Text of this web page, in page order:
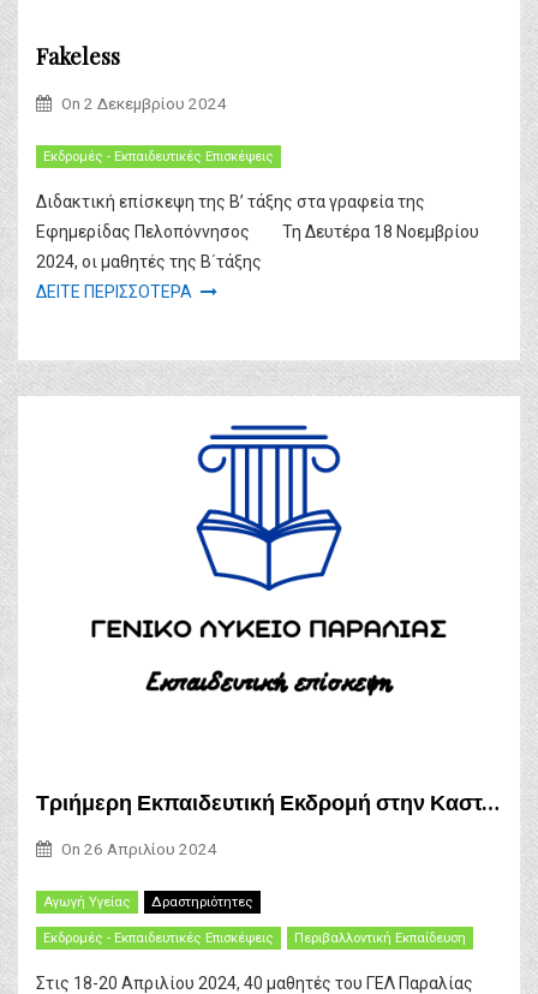
Fakeless
On 2 Δεκεμβρίου 2024
Εκδρομές - Εκπαιδευτικές Επισκέψεις
Διδακτική επίσκεψη της Β’ τάξης στα γραφεία της
Εφημερίδας Πελοπόννησος Τη Δευτέρα 18 Νοεμβρίου
2024, οι μαθητές της Β΄τάξης
ΔΕΙΤΕ ΠΕΡΙΣΣΟΤΕΡΑ
Τριήμερη Εκπαιδευτική Εκδρομή στην Καστοριά: Μια Εμπειρία Γνώσης και Ενεργοποίησης
On 26 Απριλίου 2024
Αγωγή Υγείας Δραστηριότητες
Εκδρομές - Εκπαιδευτικές Επισκέψεις Περιβαλλοντική Εκπαίδευση
Στις 18-20 Απριλίου 2024, 40 μαθητές του ΓΕΛ Παραλίας